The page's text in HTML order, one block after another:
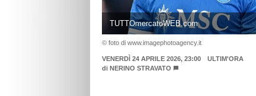
TUTTOmercatoWEB.com
© foto di www.imagephotoagency.it
VENERDÌ 24 APRILE 2026, 23:00
ULTIM'ORA
di NERINO STRAVATO